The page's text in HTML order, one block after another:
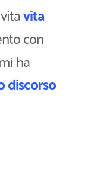
vita
con
ha
discorso